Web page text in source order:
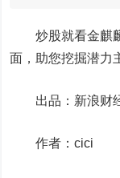
炒股就看金麒麟
面，助您挖掘潜力
出品：新浪财
作者：cici